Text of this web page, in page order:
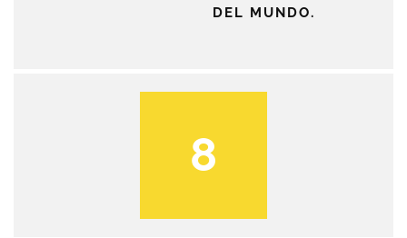
DEL MUNDO.
8